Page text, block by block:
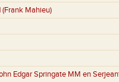
Mahieu)
Edgar Springate MM en